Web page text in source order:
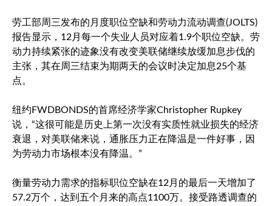
劳工部周三发布的月度职位空缺和劳动力流动调查(JOLTS)
报告显示，12月每一个失业人员对应着1.9个职位空缺。劳
动力持续紧张的迹象没有改变美联储继续放缓加息步伐的
主张，其在周三结束为期两天的会议时决定加息25个基
点。
纽约FWDBONDS的首席经济学家Christopher Rupkey
说，“这很可能是历史上第一次没有实质性就业损失的经济
衰退，对美联储来说，通胀压力正在降温是一件好事，因
为劳动力市场根本没有降温。”
衡量劳动力需求的指标职位空缺在12月的最后一天增加了
57.2万个，达到五个月来的高点1100万。接受路透调查的